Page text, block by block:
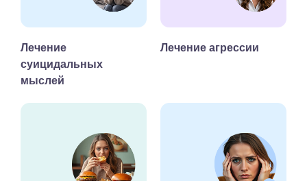
Лечение
суицидальных
мыслей
Лечение агрессии